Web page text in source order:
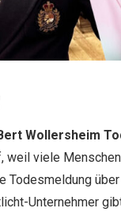
Wollersheim
weil viele
Todesmeldung
Unternehmer